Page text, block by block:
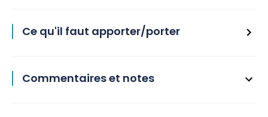
Ce qu'il faut apporter/porter
Commentaires et notes